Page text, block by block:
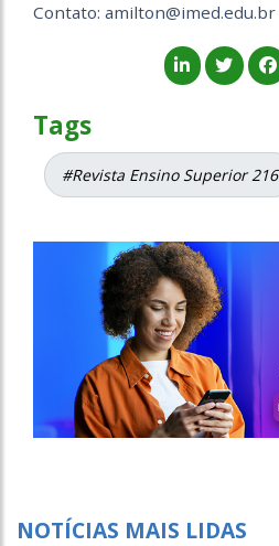
Contato: amilton@imed.edu.br
Tags
#Revista Ensino Superior 216
NOTÍCIAS MAIS LIDAS